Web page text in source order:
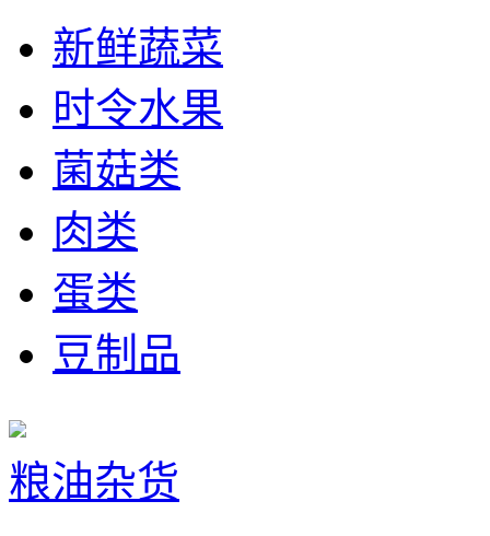
新鲜蔬菜
时令水果
菌菇类
肉类
蛋类
豆制品
粮油杂货